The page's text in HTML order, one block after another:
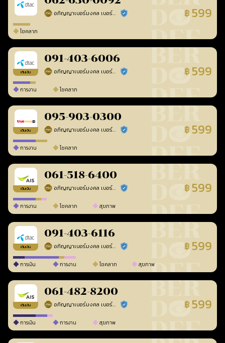
อภิญญาเบอร์มงคล เบอร์สวยเลขศาสตร์ ร้านยืนยันแล้ว ฿ 599
โชคลาภ
เติมเงิน
091-403-6006
อภิญญาเบอร์มงคล เบอร์สวยเลขศาสตร์ ร้านยืนยันแล้ว ฿ 599
การงาน โชคลาภ
เติมเงิน
095-903-0300
อภิญญาเบอร์มงคล เบอร์สวยเลขศาสตร์ ร้านยืนยันแล้ว ฿ 599
การงาน โชคลาภ
เติมเงิน
061-518-6400
อภิญญาเบอร์มงคล เบอร์สวยเลขศาสตร์ ร้านยืนยันแล้ว ฿ 599
การงาน โชคลาภ สุขภาพ
เติมเงิน
091-403-6116
อภิญญาเบอร์มงคล เบอร์สวยเลขศาสตร์ ร้านยืนยันแล้ว ฿ 599
การเงิน การงาน โชคลาภ สุขภาพ
เติมเงิน
061-482-8200
อภิญญาเบอร์มงคล เบอร์สวยเลขศาสตร์ ร้านยืนยันแล้ว ฿ 599
การเงิน การงาน สุขภาพ